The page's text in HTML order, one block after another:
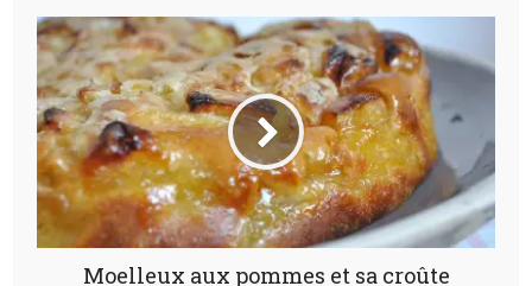
Moelleux aux pommes et sa croûte